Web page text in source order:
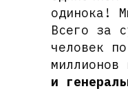
одинока!
Всего за
человек
и